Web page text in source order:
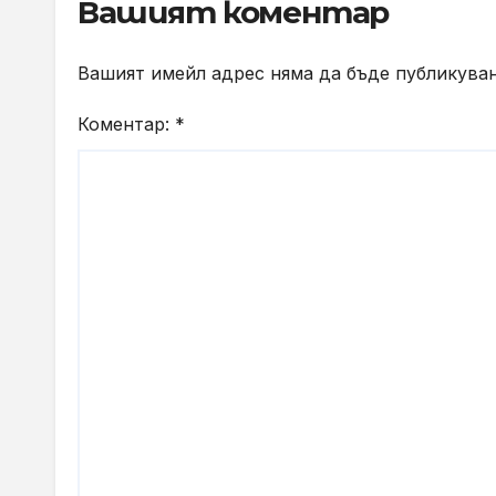
Вашият коментар
Вашият имейл адрес няма да бъде
Коментар: *